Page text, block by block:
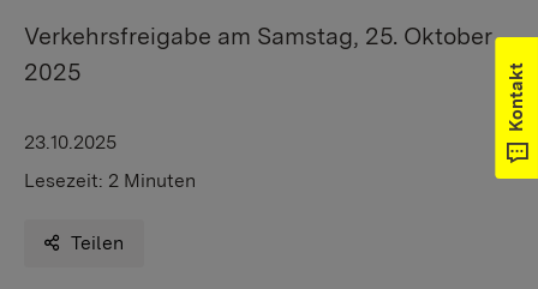
Verkehrsfreigabe am Samstag, 25. Oktober
2025
23.10.2025
Lesezeit: 2 Minuten
Teilen
Kontakt